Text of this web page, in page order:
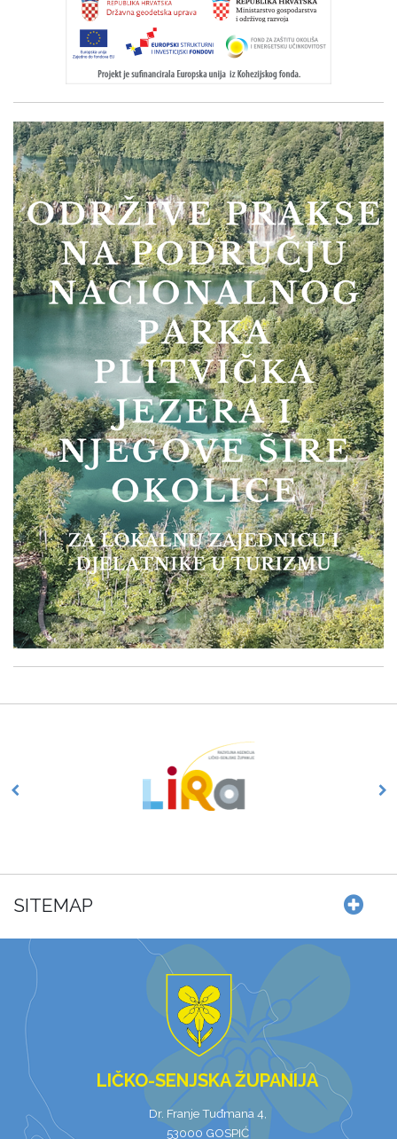
SITEMAP
LIČKO-SENJSKA ŽUPANIJA
Dr. Franje Tuđmana 4,
53000 GOSPIĆ